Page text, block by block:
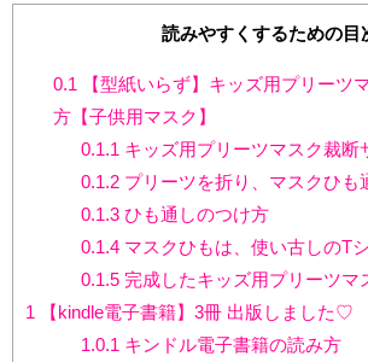
読みやすくするための目
0.1 【型紙いらず】キッズ用プリーツ
方【子供用マスク】
0.1.1 キッズ用プリーツマスク裁断
0.1.2プリーツを折り、マスクひも
0.1.3ひも通しのつけ方
0.1.4マスクひもは、使い古しのT
0.1.5完成したキッズ用プリーツマ
1 【kindle電子書籍】3冊 出版しました♡
1.0.1 キンドル電子書籍の読み方